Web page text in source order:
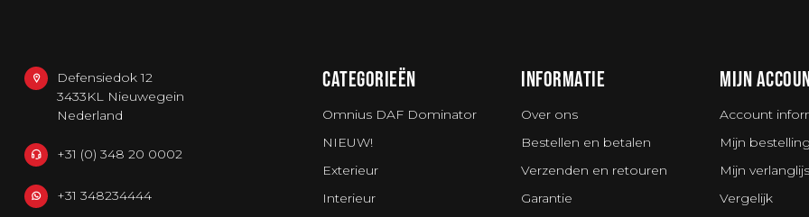
Defensiedok 12
3433KL Nieuwegein
Nederland
+31 (0) 348 20 0002
+31 348234444
CATEGORIEËN
Omnius DAF Dominator
NIEUW!
Exterieur
Interieur
INFORMATIE
Over ons
Bestellen en betalen
Verzenden en retouren
Garantie
MIJN
Account
Mijn
Mijn
Vergelijk